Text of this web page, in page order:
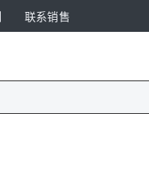
联系销售